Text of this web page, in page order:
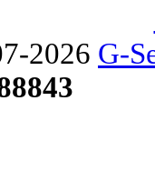
2026 G-